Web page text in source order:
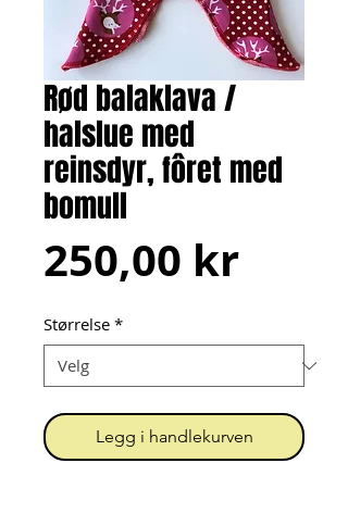
Rød balaklava /
halslue med
reinsdyr, fôret med
bomull
250,00 krPris
Størrelse *
Legg i handlekurven